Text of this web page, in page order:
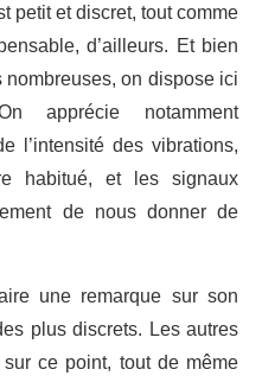
petit et discret, tout comme
d’ailleurs. Et bien
on dispose ici
apprécie notamment
l’intensité des vibrations,
habitué, et les signaux
de nous donner de
une remarque sur son
plus discrets. Les autres
ce point, tout de même